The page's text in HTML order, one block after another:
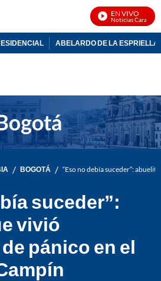
EN VIVO
Noticias Caracol En
ABELARDO DE LA ESPRIELLA
/ BOGOTÁ / “Eso no debía suceder”:
suceder”:
vivió
pánico en el